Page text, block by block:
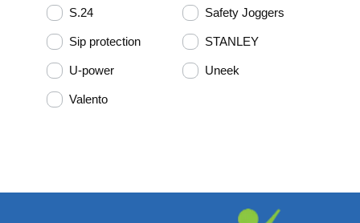
S.24 Safety Joggers
Sip protection STANLEY
U-power Uneek
Valento